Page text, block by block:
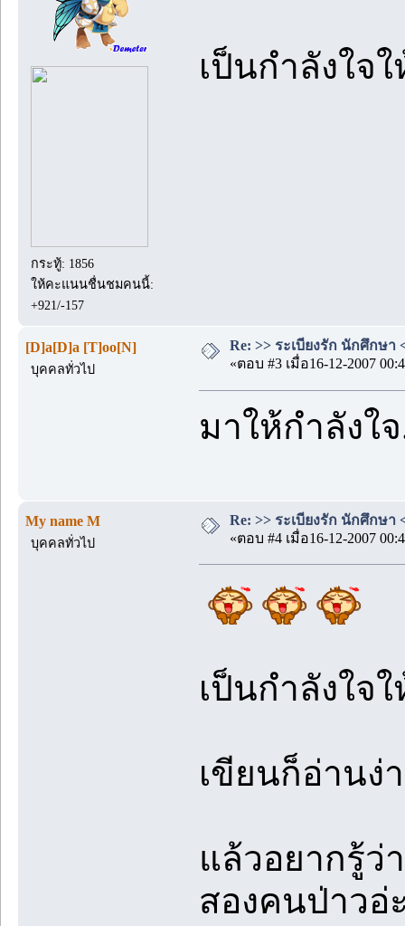
กระทู้: 1856
ให้คะแนนชื่นชมคนนี้:
+921/-157
เป็นกำลังใจ
[D]a[D]a [T]oo[N]
บุคคลทั่วไป
Re: >> ระเบียงรัก นักศึกษา
«ตอบ #3 เมื่อ16-12-2007
มาให้กำลังใ
My name M
บุคคลทั่วไป
Re: >> ระเบียงรัก นักศึกษา
«ตอบ #4 เมื่อ16-12-2007
เป็นกำลังใจ
เขียนก็อ่านง่
แล้วอยากรู้ว่
สองคนป่าวอ่